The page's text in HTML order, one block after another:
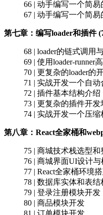
66 | 动手编写一个简易
67 | 动手编写一个简易
第七章：编写loader和插件
68 | loader的链式调用
69 | 使用loader-runner
70 | 更复杂的loader的
71 | 实战开发一个自
72 | 插件基本结构介绍
73 | 更复杂的插件开发
74 | 实战开发一个压
第八章：React全家桶和
75 | 商城技术栈选型和
76 | 商城界面UI设计
77 | React全家桶环境
78 | 数据库实体和表结
79 | 登录注册模块开发
80 | 商品模块开发
81 | 订单模块开发